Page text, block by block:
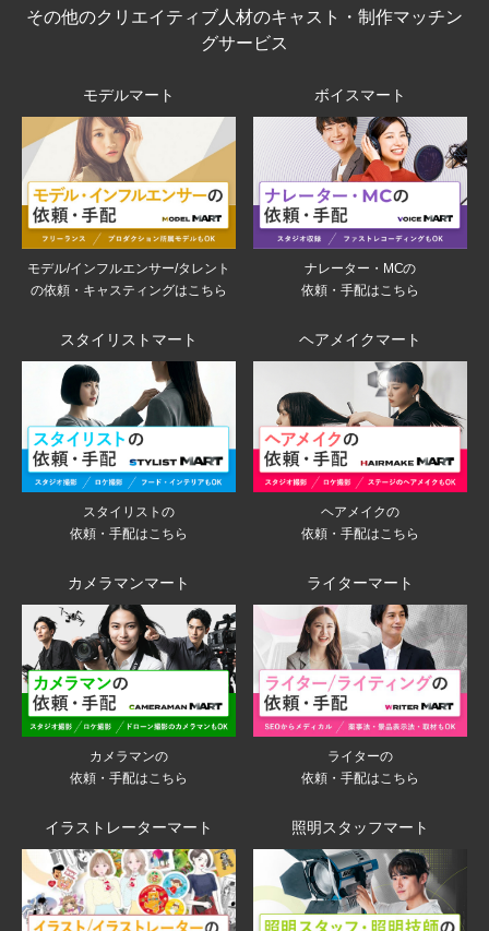
その他のクリエイティブ人材のキャスト・制作マッチン
グサービス
モデルマート
モデル/インフルエンサー/タレント
の依頼・キャスティングはこちら
ボイスマート
ナレーター・MCの
依頼・手配はこちら
スタイリストマート
スタイリストの
依頼・手配はこちら
ヘアメイクマート
ヘアメイクの
依頼・手配はこちら
カメラマンマート
カメラマンの
依頼・手配はこちら
ライターマート
ライターの
依頼・手配はこちら
イラストレーターマート 照明スタッフマート